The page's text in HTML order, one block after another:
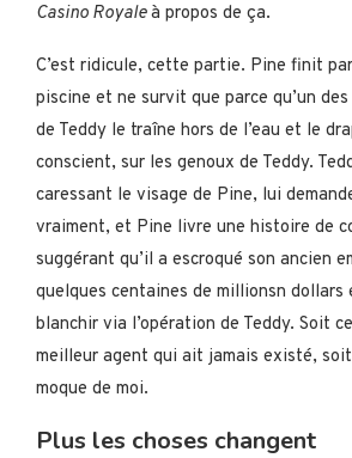
Casino Royaleà propos de ça.
C’est ridicule, cette partie. Pine finit
piscine et ne survit que parce qu’un des
de Teddy le traîne hors de l’eau et le
conscient, sur les genoux de Teddy.
caressant le visage de Pine, lui
vraiment, et Pine livre une histoire de
suggérant qu’il a escroqué son ancien
quelques centaines de millionsn dollars
blanchir via l’opération de Teddy. Soit
meilleur agent qui ait jamais existé, soit
moque de moi.
Plus les choses changent